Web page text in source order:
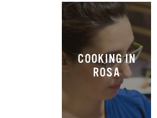
COOKING IN
ROSA